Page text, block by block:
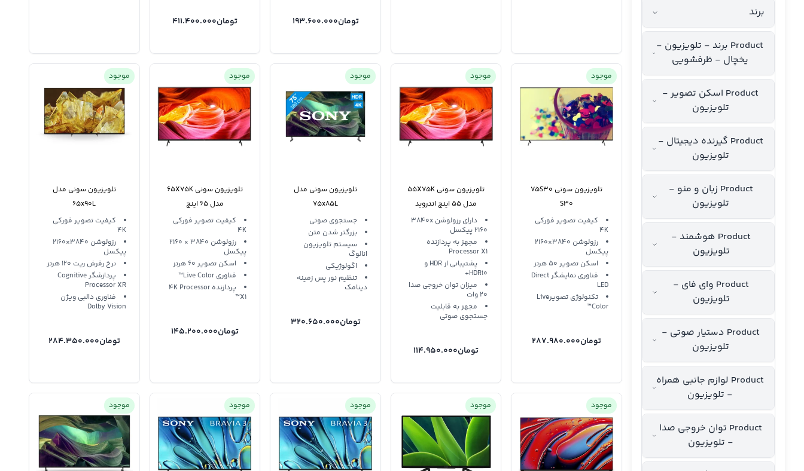
برند
Product برند - تلویزیون -
یخچال - ظرفشویی
Product اسکن تصویر -
تلویزیون
Product گیرنده دیجیتال -
تلویزیون
Product زبان و منو -
تلویزیون
Product هوشمند -
تلویزیون
Product وای فای -
تلویزیون
Product دستیار صوتی -
تلویزیون
Product لوازم جانبی همراه
- تلویزیون
Product توان خروجی صدا
- تلویزیون
تومان193.600.000 تومان411.400.000
موجود
تلویزیون سونی 75S30
S30
کیفیت تصویر فورکی
4K
رزولوشن 3840×2160
پیکسل
اسکن تصویر 50 هرتز
فناوری نمایشگر Direct
LED
تکنولوژی تصویرLive
Color™
تومان287.980.000
موجود
تلویزیون سونی 55X75K
مدل 55 اینچ اندروید
دارای رزولوشن 3840x
2160 پیکسل
مجهز به پردازنده
Processor X1
پشتیبانی از HDR و
HDR10+
میزان توان خروجی صدا
20 وات
مجهز به قابلیت
جستجوی صوتی
تومان114.950.000
موجود
تلویزیون سونی مدل
75x85L
جستجوی صوتی
بزرگتر شدن متن
سیستم تلویزیون
انالوگ
اگولوژیکی
تنظیم نور پس زمینه
دینامک
تومان320.650.000
موجود
تلویزیون سونی 65X75K
مدل 65 اینچ
کیفیت تصویر فورکی
4K
رزولوشن 3840 ‍× 2160
پیکسل
اسکن تصویر 60 هرتز
فناوری Live Color™
پردازنده 4K Processor
X1™
تومان145.200.000
موجود
تلویزیون سونی مدل
65x90L
کیفیت تصویر فورکی
4K
رزولوشن 3840×2160
پیکسل
نرخ رفرش ریت 120 هرتز
پردازشگر Cognitive
Processor XR
فناوری دالبی ویژن
Dolby Vision
تومان284.350.000
موجود موجود موجود موجود موجود